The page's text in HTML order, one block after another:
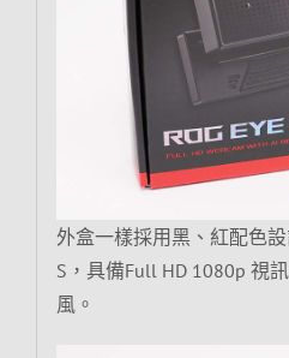
外盒一樣採用黑、紅配色設
S，具備Full HD 1080p 視
風。